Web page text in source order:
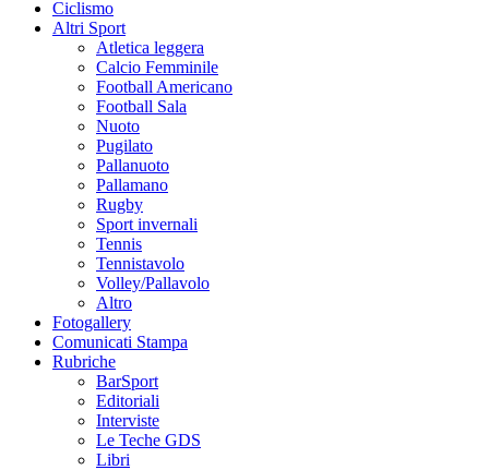
Ciclismo
Altri Sport
Atletica leggera
Calcio Femminile
Football Americano
Football Sala
Nuoto
Pugilato
Pallanuoto
Pallamano
Rugby
Sport invernali
Tennis
Tennistavolo
Volley/Pallavolo
Altro
Fotogallery
Comunicati Stampa
Rubriche
BarSport
Editoriali
Interviste
Le Teche GDS
Libri